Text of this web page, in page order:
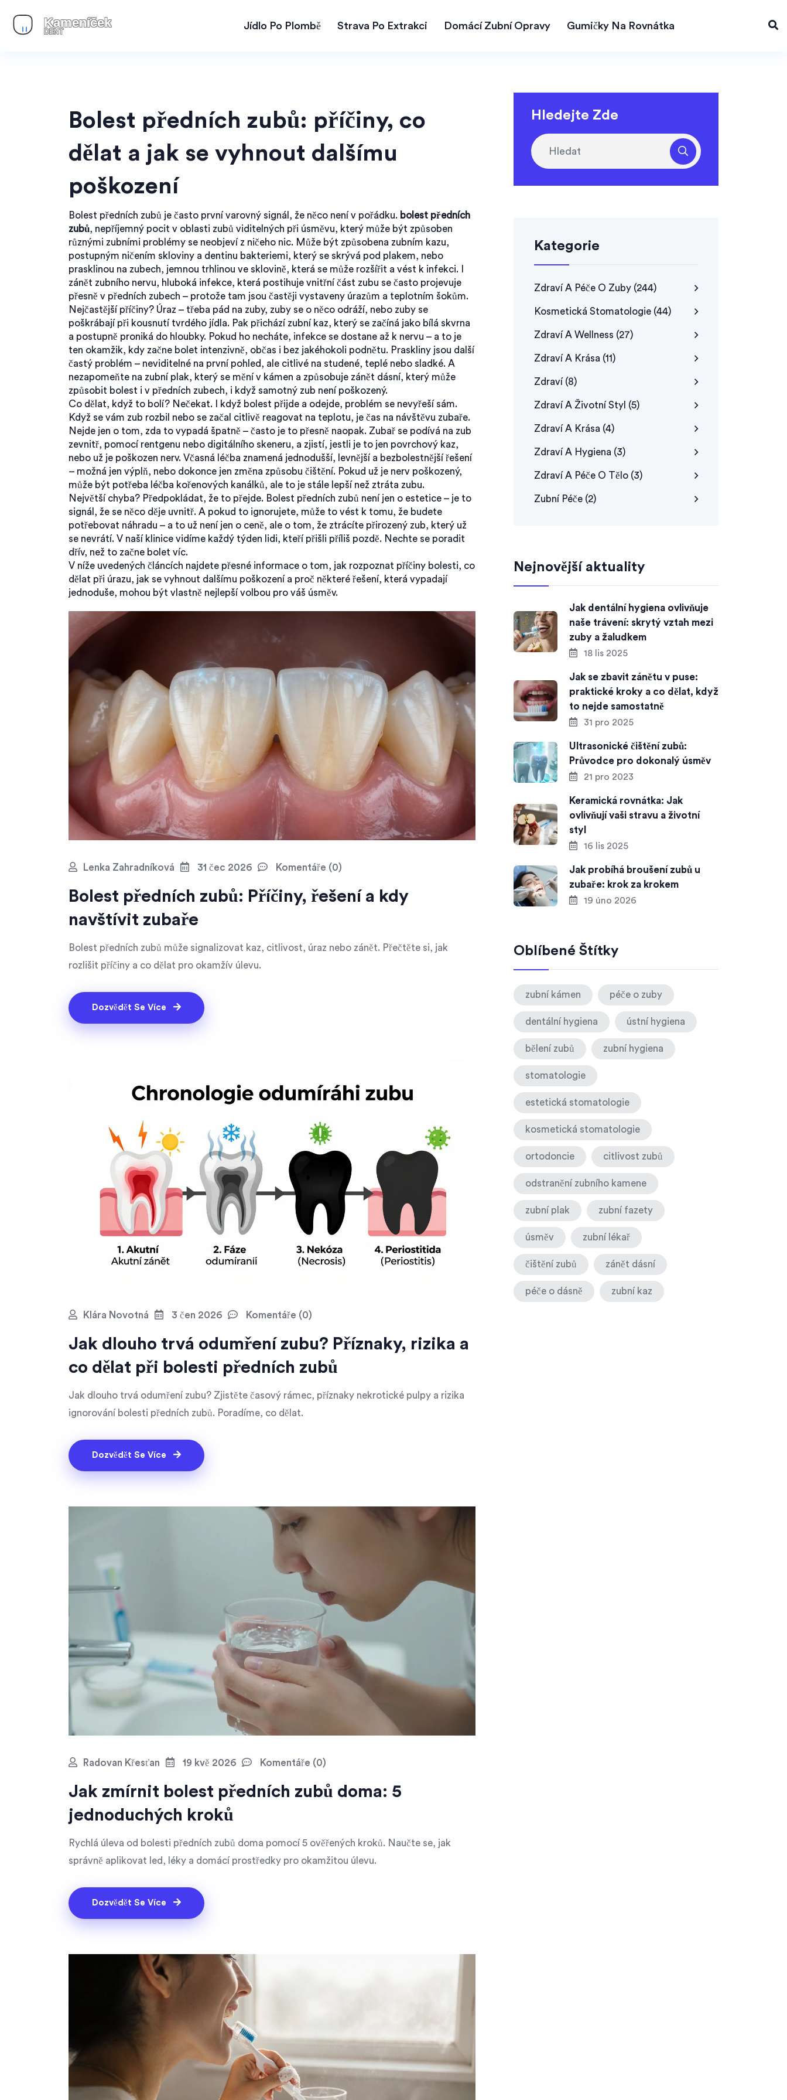
Jídlo Po Plombě Strava Po Extrakci Domácí Zubní Opravy Gumičky Na Rovnátka
Bolest předních zubů: příčiny, co
dělat a jak se vyhnout dalšímu
poškození
Bolest předních zubů je často první varovný signál, že něco není v pořádku. bolest předních
zubů, nepříjemný pocit v oblasti zubů viditelných při úsměvu, který může být způsoben
různými zubními problémy se neobjeví z ničeho nic. Může být způsobena zubním kazu,
postupným ničením skloviny a dentinu bakteriemi, který se skrývá pod plakem, nebo
prasklinou na zubech, jemnou trhlinou ve sklovině, která se může rozšířit a vést k infekci. I
zánět zubního nervu, hluboká infekce, která postihuje vnitřní část zubu se často projevuje
přesně v předních zubech – protože tam jsou častěji vystaveny úrazům a teplotním šokům.
Nejčastější příčiny? Úraz – třeba pád na zuby, zuby se o něco odráží, nebo zuby se
poškrábají při kousnutí tvrdého jídla. Pak přichází zubní kaz, který se začíná jako bílá skvrna
a postupně proniká do hloubky. Pokud ho necháte, infekce se dostane až k nervu – a to je
ten okamžik, kdy začne bolet intenzivně, občas i bez jakéhokoli podnětu. Praskliny jsou další
častý problém – neviditelné na první pohled, ale citlivé na studené, teplé nebo sladké. A
nezapomeňte na zubní plak, který se mění v kámen a způsobuje zánět dásní, který může
způsobit bolest i v předních zubech, i když samotný zub není poškozený.
Co dělat, když to bolí? Nečekat. I když bolest přijde a odejde, problém se nevyřeší sám.
Když se vám zub rozbil nebo se začal citlivě reagovat na teplotu, je čas na návštěvu zubaře.
Nejde jen o tom, zda to vypadá špatně – často je to přesně naopak. Zubař se podívá na zub
zevnitř, pomocí rentgenu nebo digitálního skeneru, a zjistí, jestli je to jen povrchový kaz,
nebo už je poškozen nerv. Včasná léčba znamená jednodušší, levnější a bezbolestnější řešení
– možná jen výplň, nebo dokonce jen změna způsobu čištění. Pokud už je nerv poškozený,
může být potřeba léčba kořenových kanálků, ale to je stále lepší než ztráta zubu.
Největší chyba? Předpokládat, že to přejde. Bolest předních zubů není jen o estetice – je to
signál, že se něco děje uvnitř. A pokud to ignorujete, může to vést k tomu, že budete
potřebovat náhradu – a to už není jen o ceně, ale o tom, že ztrácíte přirozený zub, který už
se nevrátí. V naší klinice vidíme každý týden lidi, kteří přišli příliš pozdě. Nechte se poradit
dřív, než to začne bolet víc.
V níže uvedených článcích najdete přesné informace o tom, jak rozpoznat příčiny bolesti, co
dělat při úrazu, jak se vyhnout dalšímu poškození a proč některé řešení, která vypadají
jednoduše, mohou být vlastně nejlepší volbou pro váš úsměv.
Lenka Zahradníková 31 čec 2026 Komentáře (0)
Bolest předních zubů: Příčiny, řešení a kdy
navštívit zubaře
Bolest předních zubů může signalizovat kaz, citlivost, úraz nebo zánět. Přečtěte si, jak
rozlišit příčiny a co dělat pro okamžív úlevu.
Dozvědět Se Více
Klára Novotná 3 čen 2026 Komentáře (0)
Jak dlouho trvá odumření zubu? Příznaky, rizika a
co dělat při bolesti předních zubů
Jak dlouho trvá odumření zubu? Zjistěte časový rámec, příznaky nekrotické pulpy a rizika
ignorování bolesti předních zubů. Poradíme, co dělat.
Dozvědět Se Více
Radovan Křesťan 19 kvě 2026 Komentáře (0)
Jak zmírnit bolest předních zubů doma: 5
jednoduchých kroků
Rychlá úleva od bolesti předních zubů doma pomocí 5 ověřených kroků. Naučte se, jak
správně aplikovat led, léky a domácí prostředky pro okamžitou úlevu.
Dozvědět Se Více
Hledejte Zde
Kategorie
Zdraví A Péče O Zuby (244)
Kosmetická Stomatologie (44)
Zdraví A Wellness (27)
Zdraví A Krása (11)
Zdraví (8)
Zdraví A Životní Styl (5)
Zdraví A Krása (4)
Zdraví A Hygiena (3)
Zdraví A Péče O Tělo (3)
Zubní Péče (2)
Nejnovější aktuality
Jak dentální hygiena ovlivňuje
naše trávení: skrytý vztah mezi
zuby a žaludkem
18 lis 2025
Jak se zbavit zánětu v puse:
praktické kroky a co dělat, když
to nejde samostatně
31 pro 2025
Ultrasonické čištění zubů:
Průvodce pro dokonalý úsměv
21 pro 2023
Keramická rovnátka: Jak
ovlivňují vaši stravu a životní
styl
16 lis 2025
Jak probíhá broušení zubů u
zubaře: krok za krokem
19 úno 2026
Oblíbené Štítky
zubní kámen péče o zuby
dentální hygiena ústní hygiena
bělení zubů zubní hygiena
stomatologie
estetická stomatologie
kosmetická stomatologie
ortodoncie citlivost zubů
odstranění zubního kamene
zubní plak zubní fazety
úsměv zubní lékař
čištění zubů zánět dásní
péče o dásně zubní kaz